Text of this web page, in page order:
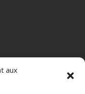
aux
des